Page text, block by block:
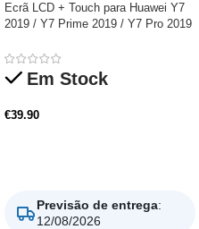
Ecrã LCD + Touch para Huawei Y7
2019 / Y7 Prime 2019 / Y7 Pro 2019
Em Stock
€39.90
Previsão de entrega:
12/08/2026